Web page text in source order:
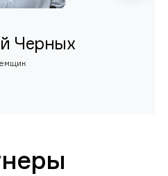
Черных